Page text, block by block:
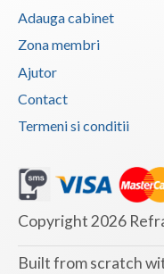
Adauga cabinet
Zona membri
Ajutor
Contact
Termeni si conditii
Copyright 2026
Built from scratch